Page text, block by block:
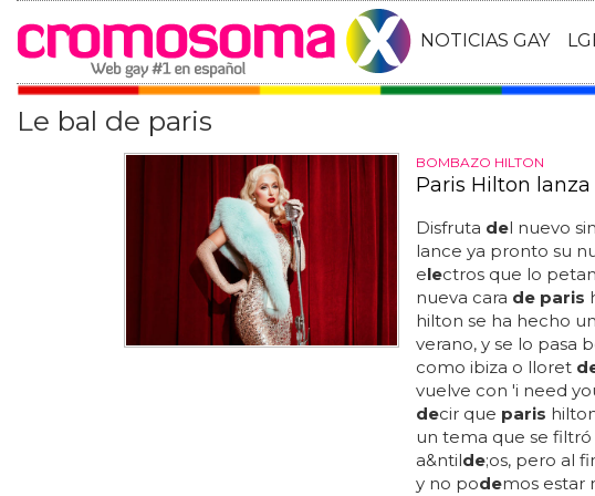
NOTICIAS GAY
Le bal de paris
BOMBAZO HILTON
Paris Hilton
Disfruta del nuevo
lance ya pronto su
electros que lo
nueva cara de paris
hilton se ha hecho
verano, y se lo pasa
como ibiza o lloret
vuelve con 'i need
decir que paris
un tema que se
a&ntilde;os, pero al
y no podemos estar